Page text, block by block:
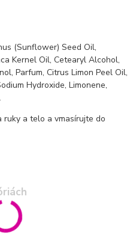
(Sunflower) Seed Oil,
Kernel Oil, Cetearyl Alcohol,
Parfum, Citrus Limon Peel Oil,
Hydroxide, Limonene,
ruky a telo a vmasírujte do